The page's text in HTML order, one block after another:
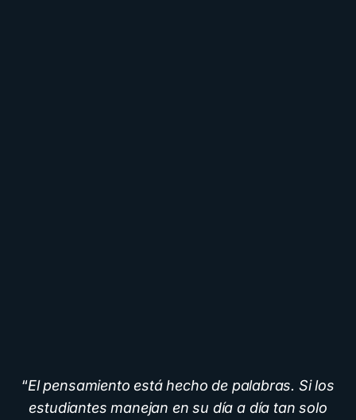
“El pensamiento está hecho de palabras. Si los
estudiantes manejan en su día a día tan solo